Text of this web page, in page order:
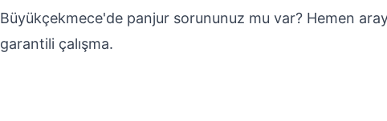
Büyükçekmece'de panjur sorununuz mu var? Hemen
garantili çalışma.